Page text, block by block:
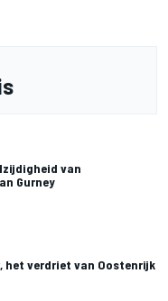
van
Gurney
het verdriet van Oostenrijk